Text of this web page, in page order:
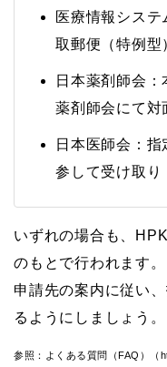
医療情報シス
取郵便（特例型
日本薬剤師会
薬剤師会にて対
日本医師会：
参して受け取り
いずれの場合も、
のもとで行われます。
申請先の案内に従い
るようにしましょう。
参照：よくある質問（FAQ）（